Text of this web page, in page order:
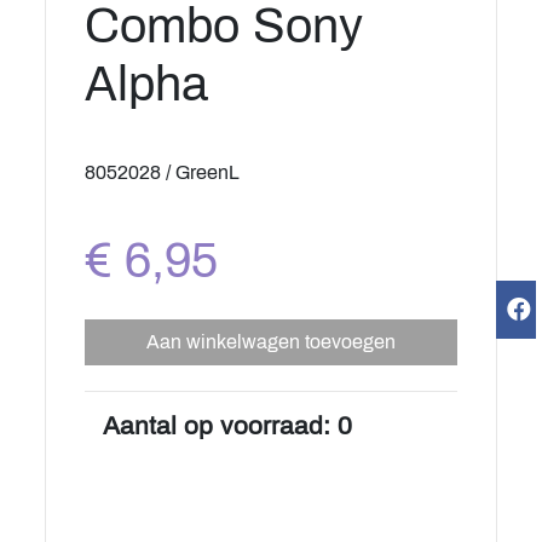
Combo Sony
Alpha
8052028 / GreenL
€ 6,95
Aan winkelwagen toevoegen
Aantal op voorraad: 0